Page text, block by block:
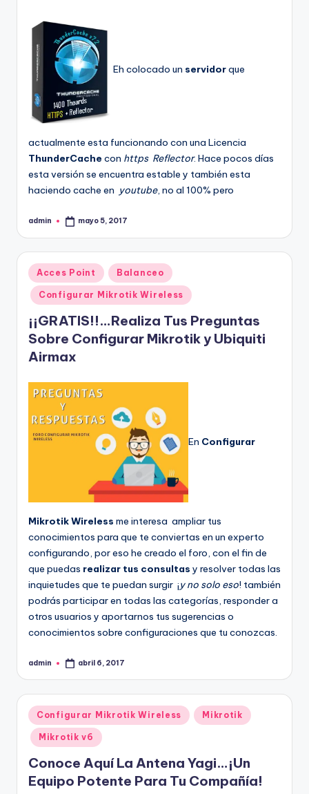
Eh colocado un servidorque
actualmente esta funcionando con una Licencia
ThunderCache con https Reflector. Hace pocos días
esta versión se encuentra estable y también esta
haciendo cache en youtube, no al 100% pero
Publicado
admin mayo 5, 2017
Publicado
en
Acces Point Balanceo
Configurar Mikrotik Wireless
¡¡GRATIS!!…Realiza Tus Preguntas
Sobre Configurar Mikrotik y Ubiquiti
Airmax
En Configurar
Mikrotik Wireless me interesa ampliar tus
conocimientos para que te conviertas en un experto
configurando, por eso he creado el foro, con el fin de
que puedas realizar tus consultas y resolver todas las
inquietudes que te puedan surgir ¡y no solo eso! también
podrás participar en todas las categorías, responder a
otros usuarios y aportarnos tus sugerencias o
conocimientos sobre configuraciones que tu conozcas.
Publicado
admin abril 6, 2017
Publicado
en
Configurar Mikrotik Wireless Mikrotik
Mikrotik v6
Conoce Aquí La Antena Yagi…¡Un
Equipo Potente Para Tu Compañía!